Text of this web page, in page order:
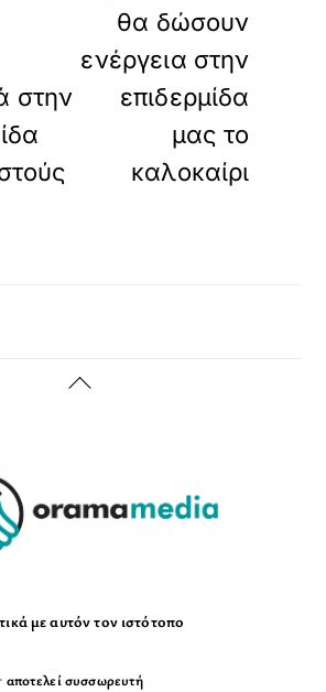
στην
θα δώσουν
ενέργεια στην
επιδερμίδα
μας το
καλοκαίρι
Back
με αυτόν τον ιστότοπο
αποτελεί συσσωρευτή